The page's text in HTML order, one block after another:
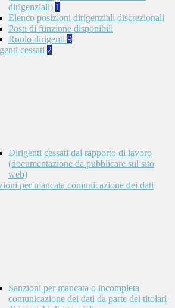
dirigenziali) 1
Elenco posizioni dirigenziali discrezionali
Posti di funzione disponibili
Ruolo dirigenti 9
cessati 2
Dirigenti cessati dal rapporto di lavoro
(documentazione da pubblicare sul sito
web)
per mancata comunicazione dei dati
Sanzioni per mancata o incompleta
comunicazione dei dati da parte dei titolari